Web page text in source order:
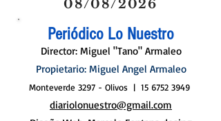
08/08/2026
Periódico Lo Nuestro
Director: Miguel "Tano" Armaleo
Monteverde 3297 - Olivos |